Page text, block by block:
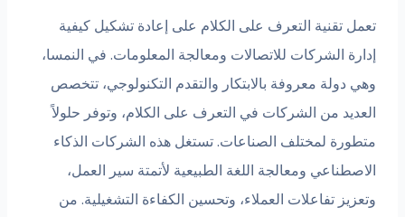
تعمل تقنية التعرف على الكلام على إعادة تشكيل كيفية
إدارة الشركات للاتصالات ومعالجة المعلومات. في النمسا،
وهي دولة معروفة بالابتكار والتقدم التكنولوجي، تتخصص
العديد من الشركات في التعرف على الكلام، وتوفر حلولاً
متطورة لمختلف الصناعات. تستغل هذه الشركات الذكاء
الاصطناعي ومعالجة اللغة الطبيعية لأتمتة سير العمل،
وتعزيز تفاعلات العملاء، وتحسين الكفاءة التشغيلية. من